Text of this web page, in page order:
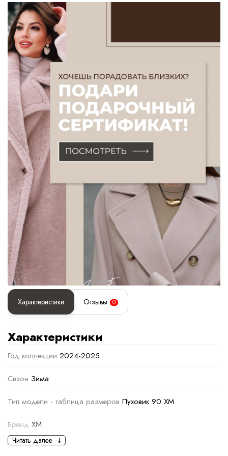
Характеристики Отзывы 0
Характеристики
Год коллекции 2024-2025
Сезон Зима
Тип модели - таблица размеров Пуховик 90 ХМ
Бренд XM
Читать далее